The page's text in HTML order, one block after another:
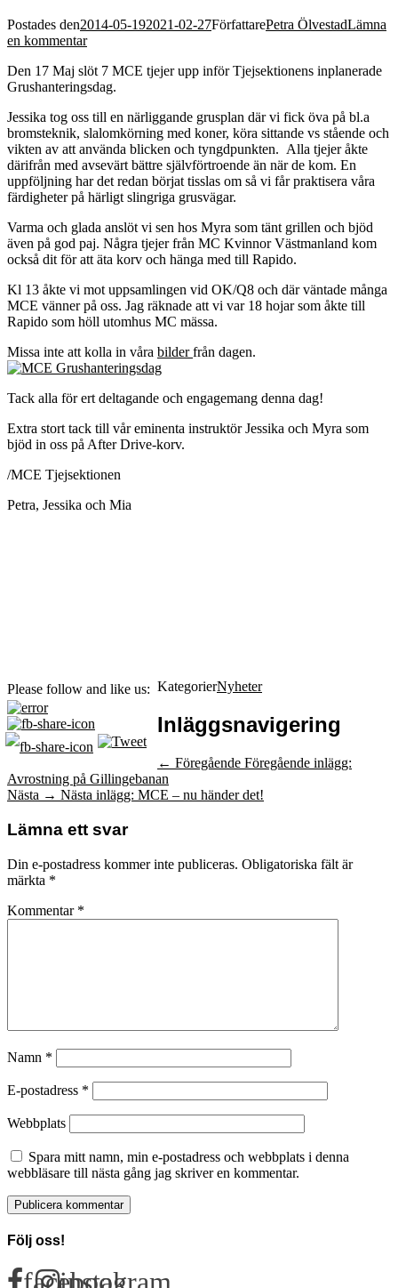
Postades den2014-05-192021-02-27FörfattarePetra ÖlvestadLämna
en kommentar
Den 17 Maj slöt 7 MCE tjejer upp inför Tjejsektionens inplanerade
Grushanteringsdag.
Jessika tog oss till en närliggande grusplan där vi fick öva på bl.a
bromsteknik, slalomkörning med koner, köra sittande vs stående och
vikten av att använda blicken och tyngdpunkten. Alla tjejer åkte
därifrån med avsevärt bättre självförtroende än när de kom. En
uppföljning har det redan börjat tisslas om så vi får praktisera våra
färdigheter på härligt slingriga grusvägar.
Varma och glada anslöt vi sen hos Myra som tänt grillen och bjöd
även på god paj. Några tjejer från MC Kvinnor Västmanland kom
också dit för att äta korv och hänga med till Rapido.
Kl 13 åkte vi mot uppsamlingen vid OK/Q8 och där väntade många
MCE vänner på oss. Jag räknade att vi var 18 hojar som åkte till
Rapido som höll utomhus MC mässa.
Missa inte att kolla in våra bilderfrån dagen.
Tack alla för ert deltagande och engagemang denna dag!
Extra stort tack till vår eminenta instruktör Jessika och Myra som
bjöd in oss på After Drive-korv.
/MCE Tjejsektionen
Petra, Jessika och Mia
Please follow and like us: KategorierNyheter
Inläggsnavigering
← Föregående Föregående inlägg:
Avrostning på Gillingebanan
Nästa → Nästa inlägg: MCE – nu händer det!
Lämna ett svar
Din e-postadress kommer inte publiceras. Obligatoriska fält är
märkta *
Kommentar *
Namn *
E-postadress *
Webbplats
Spara mitt namn, min e-postadress och webbplats i denna
webbläsare till nästa gång jag skriver en kommentar.
Följ oss!
facebook
instagram